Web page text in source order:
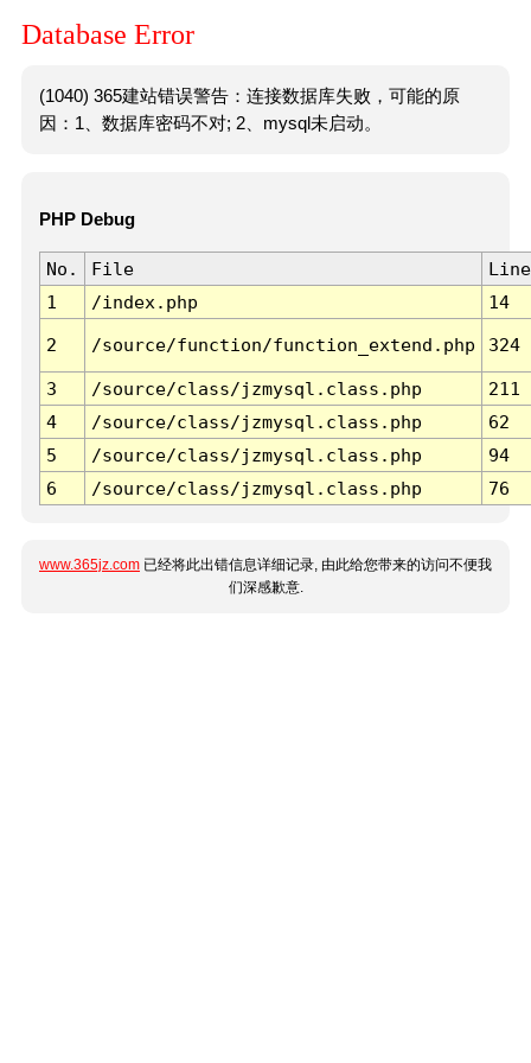
Database Error
(1040) 365建站错误警告：连接数据库失败，可能的原
因：1、数据库密码不对; 2、mysql未启动。
PHP Debug
No. File
Line
1
/index.php 14
2 /source/function/function_extend.php 324
3 /source/class/jzmysql.class.php
211
4
/source/class/jzmysql.class.php
62
5
/source/class/jzmysql.class.php
94
6
/source/class/jzmysql.class.php 76
www.365jz.com 已经将此出错信息详细记录, 由此给您带来的访问不便我
们深感歉意.